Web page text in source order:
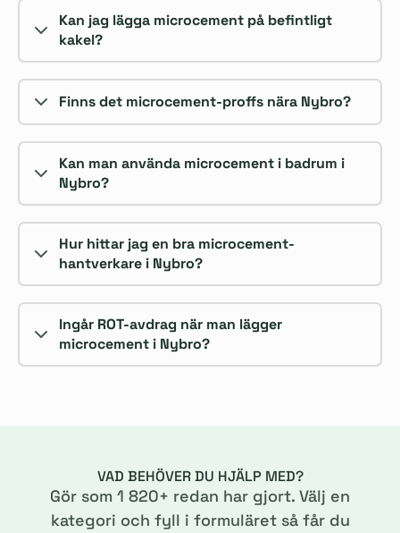
Kan jag lägga microcement på befintligt
kakel?
Finns det microcement-proffs nära Nybro?
Kan man använda microcement i badrum i
Nybro?
Hur hittar jag en bra microcement-
hantverkare i Nybro?
Ingår ROT-avdrag när man lägger
microcement i Nybro?
VAD BEHÖVER DU HJÄLP MED?
Gör som 1 820+ redan har gjort. Välj en
kategori och fyll i formuläret så får du